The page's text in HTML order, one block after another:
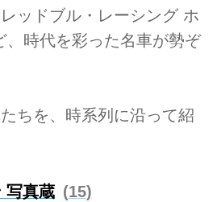
ッドブル・レーシング ホ
、時代を彩った名車が勢ぞ
ちを、時系列に沿って紹
写真蔵 15